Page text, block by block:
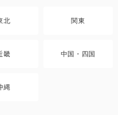
北 関東
畿 中国・四国
縄